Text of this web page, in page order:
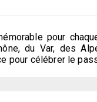
pour
du Var, des
pour célébrer le